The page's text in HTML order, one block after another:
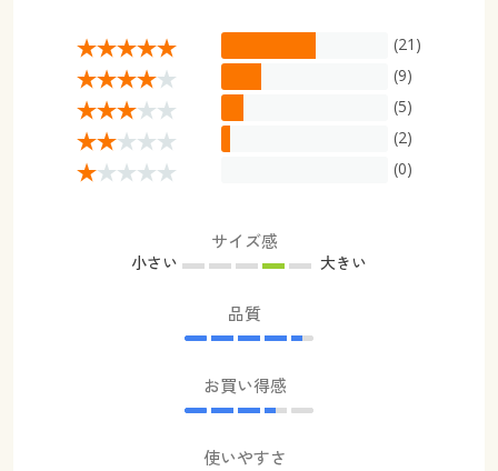
(21)
(9)
(5)
(2)
(0)
サイズ感
小さい 大きい
品質
お買い得感
使いやすさ